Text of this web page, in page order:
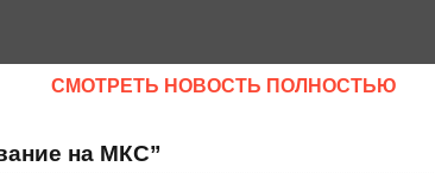
CМОТРЕТЬ НОВОСТЬ ПОЛНОСТЬЮ
на МКС”